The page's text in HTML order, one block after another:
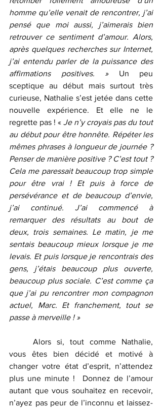
homme qu’elle venait de rencontrer, j’ai
pensé que moi aussi, j’aimerais bien
retrouver ce sentiment d’amour. Alors,
après quelques recherches sur Internet,
j’ai entendu parler de la puissance des
affirmations positives. » Un peu
sceptique au début mais surtout très
curieuse, Nathalie s’est jetée dans cette
nouvelle expérience. Et elle ne le
regrette pas ! « Je n’y croyais pas du tout
au début pour être honnête. Répéter les
mêmes phrases à longueur de journée ?
Penser de manière positive ? C’est tout ?
Cela me paressait beaucoup trop simple
pour être vrai ! Et puis à force de
persévérance et de beaucoup d’envie,
j’ai continué. J’ai commencé à
remarquer des résultats au bout de
deux, trois semaines. Le matin, je me
sentais beaucoup mieux lorsque je me
levais. Et puis lorsque je rencontrais des
gens, j’étais beaucoup plus ouverte,
beaucoup plus sociale. C’est comme ça
que j’ai pu rencontrer mon compagnon
actuel, Marc. Et franchement, tout se
passe à merveille ! »
vous êtes bien décidé et motivé à
changer votre état d’esprit, n’attendez
plus une minute !  Donnez de l’amour
autant que vous souhaitez en recevoir,
n’ayez pas peur de l’inconnu et laissez-